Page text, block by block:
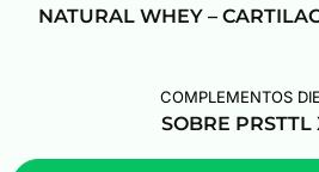
NATURAL WHEY –
COMPLEMENTOS
SOBRE PRSTTL